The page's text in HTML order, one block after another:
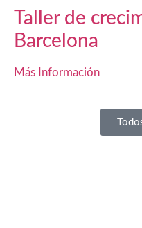
Taller de
Barcelona
Más Información